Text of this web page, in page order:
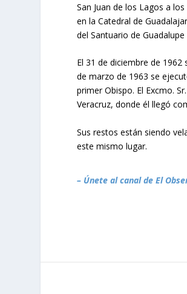
San Juan de los Lagos a
en la Catedral de
del Santuario de
El 31 de diciembre de 1962
de marzo de 1963 se
primer Obispo. El Excmo.
Veracruz, donde él llegó
Sus restos están siendo
este mismo lugar.
– Únete al canal de El